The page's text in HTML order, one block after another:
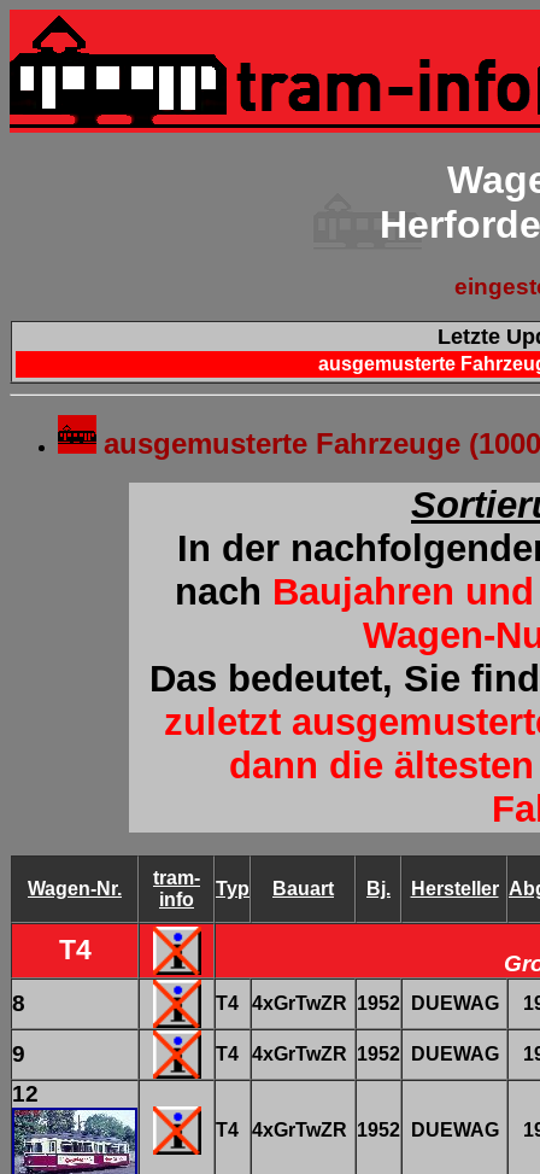
Letzte
ausgemusterte
ausgemusterte Fahrzeuge
In der
nach Baujahren
Wagen-
Das bedeutet, Sie
zuletzt
dann die
Wagen-Nr.
tram-
info
Typ Bauart Bj. Hersteller
T4
8
T4 4xGrTwZR 1952 DUEWAG
9 T4 4xGrTwZR 1952 DUEWAG
12
T4 4xGrTwZR 1952 DUEWAG